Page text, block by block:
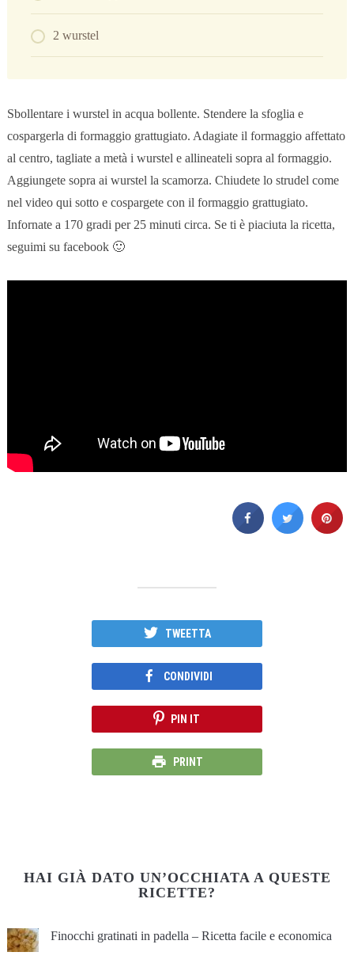
2 wurstel
Sbollentare i wurstel in acqua bollente. Stendere la sfoglia e
cospargerla di formaggio grattugiato. Adagiate il formaggio affettato
al centro, tagliate a metà i wurstel e allineateli sopra al formaggio.
Aggiungete sopra ai wurstel la scamorza. Chiudete lo strudel come
nel video qui sotto e cospargete con il formaggio grattugiato.
Infornate a 170 gradi per 25 minuti circa. Se ti è piaciuta la ricetta,
seguimi su facebook 🙂
TWEETTA
CONDIVIDI
PIN IT
PRINT
HAI GIÀ DATO UN’OCCHIATA A QUESTE
RICETTE?
Finocchi gratinati in padella – Ricetta facile e economica